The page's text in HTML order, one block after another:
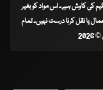
ٹیم کی کاوش ہے۔ اس مواد کو بغیر
یا نقل کرنا درست نہیں۔ تمام